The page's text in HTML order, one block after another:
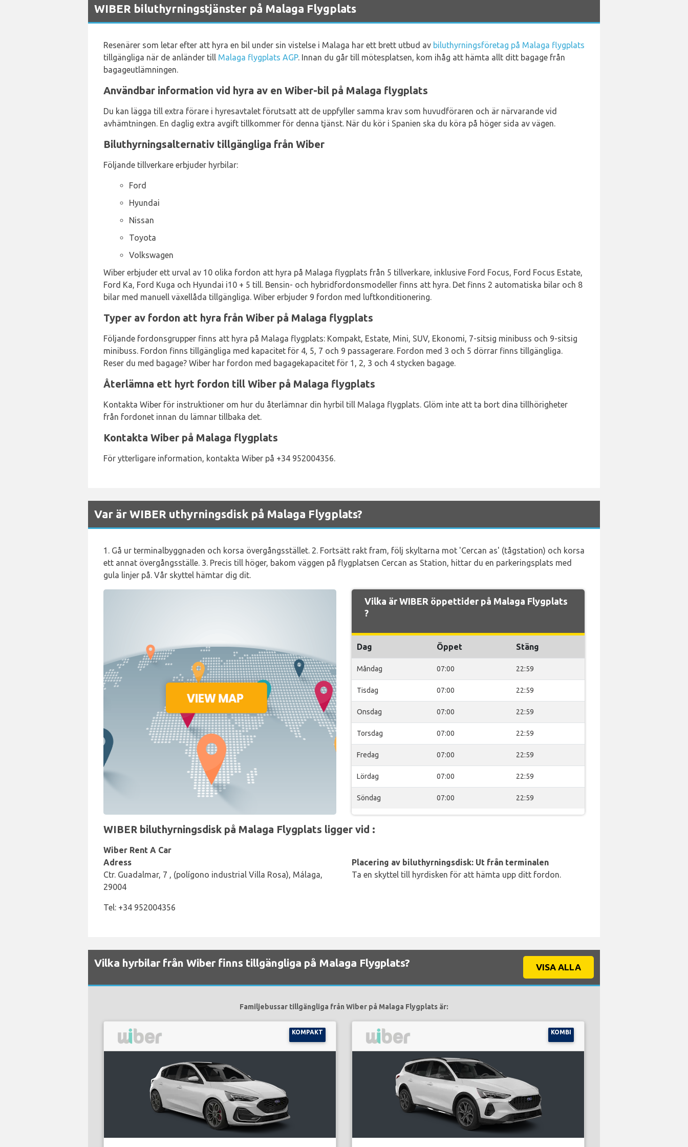
WIBER biluthyrningstjänster på Malaga Flygplats
Resenärer som letar efter att hyra en bil under sin vistelse i Malaga har ett brett utbud av biluthyrningsföretag på Malaga flygplats
tillgängliga när de anländer till Malaga flygplats AGP. Innan du går till mötesplatsen, kom ihåg att hämta allt ditt bagage från
bagageutlämningen.
Användbar information vid hyra av en Wiber-bil på Malaga flygplats
Du kan lägga till extra förare i hyresavtalet förutsatt att de uppfyller samma krav som huvudföraren och är närvarande vid
avhämtningen. En daglig extra avgift tillkommer för denna tjänst. När du kör i Spanien ska du köra på höger sida av vägen.
Biluthyrningsalternativ tillgängliga från Wiber
Följande tillverkare erbjuder hyrbilar:
Ford
Hyundai
Nissan
Toyota
Volkswagen
Wiber erbjuder ett urval av 10 olika fordon att hyra på Malaga flygplats från 5 tillverkare, inklusive Ford Focus, Ford Focus Estate,
Ford Ka, Ford Kuga och Hyundai i10 + 5 till. Bensin- och hybridfordonsmodeller finns att hyra. Det finns 2 automatiska bilar och 8
bilar med manuell växellåda tillgängliga. Wiber erbjuder 9 fordon med luftkonditionering.
Typer av fordon att hyra från Wiber på Malaga flygplats
Följande fordonsgrupper finns att hyra på Malaga flygplats: Kompakt, Estate, Mini, SUV, Ekonomi, 7-sitsig minibuss och 9-sitsig
minibuss. Fordon finns tillgängliga med kapacitet för 4, 5, 7 och 9 passagerare. Fordon med 3 och 5 dörrar finns tillgängliga.
Reser du med bagage? Wiber har fordon med bagagekapacitet för 1, 2, 3 och 4 stycken bagage.
Återlämna ett hyrt fordon till Wiber på Malaga flygplats
Kontakta Wiber för instruktioner om hur du återlämnar din hyrbil till Malaga flygplats. Glöm inte att ta bort dina tillhörigheter
från fordonet innan du lämnar tillbaka det.
Kontakta Wiber på Malaga flygplats
För ytterligare information, kontakta Wiber på +34 952004356.
Var är WIBER uthyrningsdisk på Malaga Flygplats?
1. Gå ur terminalbyggnaden och korsa övergångsstället. 2. Fortsätt rakt fram, följ skyltarna mot 'Cercan as' (tågstation) och korsa
ett annat övergångsställe. 3. Precis till höger, bakom väggen på flygplatsen Cercan as Station, hittar du en parkeringsplats med
gula linjer på. Vår skyttel hämtar dig dit.
Vilka är WIBER öppettider på Malaga Flygplats
?
Dag Öppet Stäng
Måndag 07:00 22:59
Tisdag 07:00 22:59
Onsdag 07:00 22:59
Torsdag 07:00 22:59
Fredag 07:00 22:59
Lördag 07:00 22:59
Söndag 07:00 22:59
WIBER biluthyrningsdisk på Malaga Flygplats ligger vid :
Wiber Rent A Car
Adress
Ctr. Guadalmar, 7 , (polígono industrial Villa Rosa), Málaga,
29004
Tel: +34 952004356
Placering av biluthyrningsdisk: Ut från terminalen
Ta en skyttel till hyrdisken för att hämta upp ditt fordon.
Vilka hyrbilar från Wiber finns tillgängliga på Malaga Flygplats? VISA ALLA
Familjebussar tillgängliga från Wiber på Malaga Flygplats är:
KOMPAKT KOMBI